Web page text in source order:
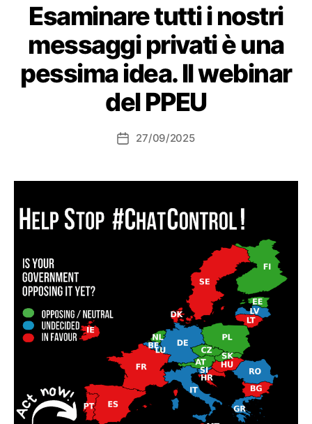
Esaminare tutti i nostri
messaggi privati ​​è una
pessima idea. Il webinar
del PPEU
Data27/09/2025